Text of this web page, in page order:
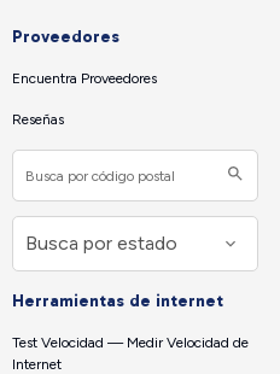
Proveedores
Encuentra Proveedores
Reseñas
Herramientas de internet
Test Velocidad — Medir Velocidad de
Internet